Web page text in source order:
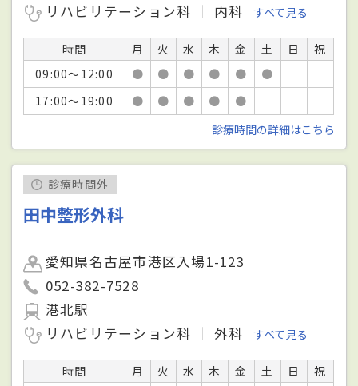
リハビリテーション科
内科 すべて見る
時間 月 火 水 木 金 土 日
祝
09:00～12:00
● ● ● ● ● ● －
－
17:00～19:00
● ● ● ● ● － －
－
診療時間の詳細はこちら
診療時間外
田中整形外科
愛知県名古屋市港区入場1-123
052-382-7528
港北駅
リハビリテーション科
外科 すべて見る
時間 月 火 水 木 金 土 日
祝